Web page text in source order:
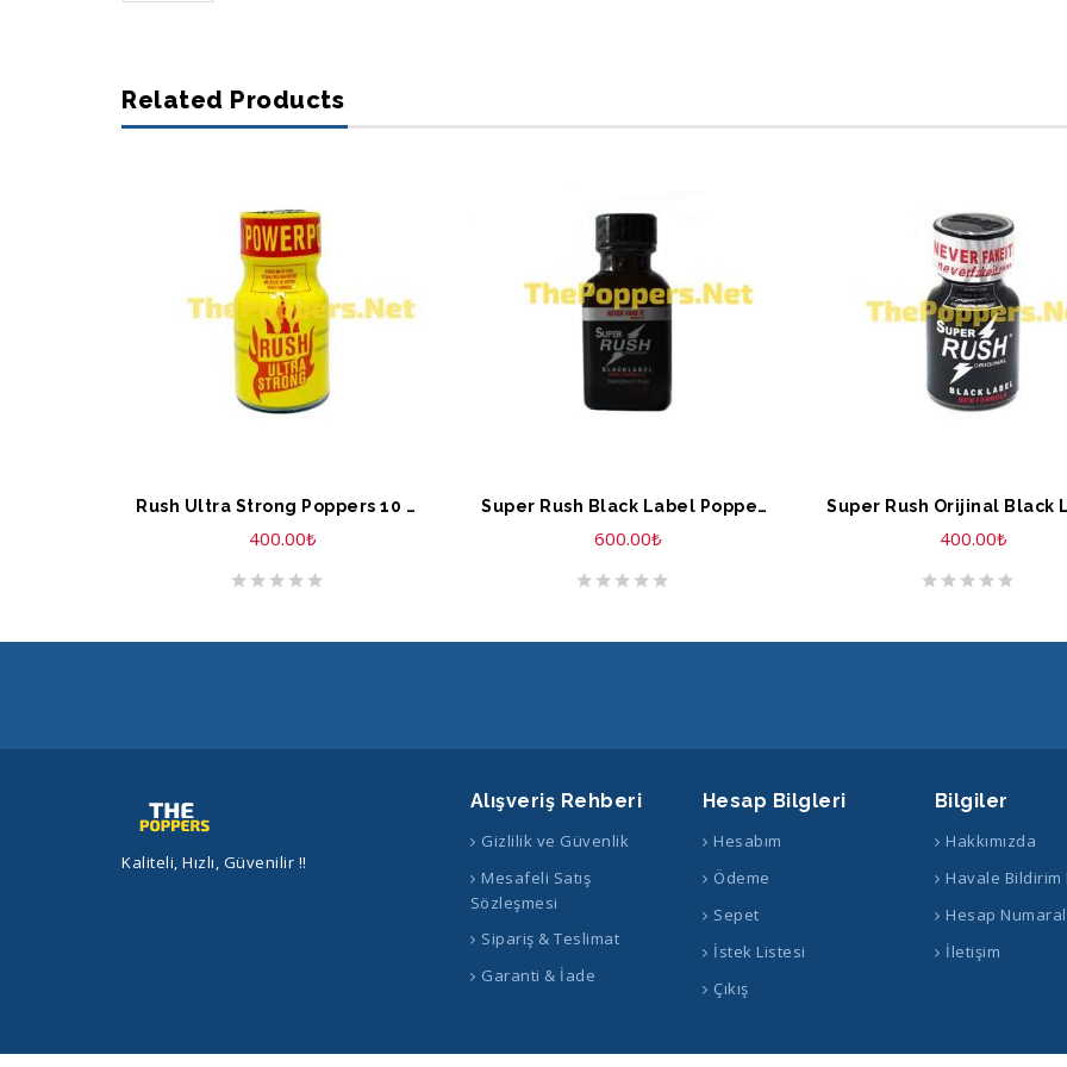
Related Products
SEPETE EKLE Rush Ultra Strong Poppers 10 ML
400.00₺
SEPETE EKLE Super Rush Black Label Poppers 30 ml
600.00₺
SEPETE EKLE
400.00₺
Kaliteli, Hızlı, Güvenilir !!
Alışveriş Rehberi
Gizlilik ve Güvenlik
Mesafeli Satış
Sözleşmesi
Sipariş & Teslimat
Garanti & İade
Hesap Bilgleri
Hesabım
Ödeme
Sepet
İstek Listesi
Çıkış
Bilgiler
Hakkımızda
Havale Bildirim
Hesap
İletişim